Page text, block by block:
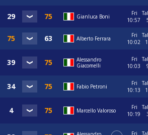
Gianluca Boni
Fri
10:57
Alberto Ferrara
Fri
10:02
Alessandro
Giacomelli
Fri
10:03
Fabio Petroni
Fri
10:13
Marcello Valoroso
Fri
10:19